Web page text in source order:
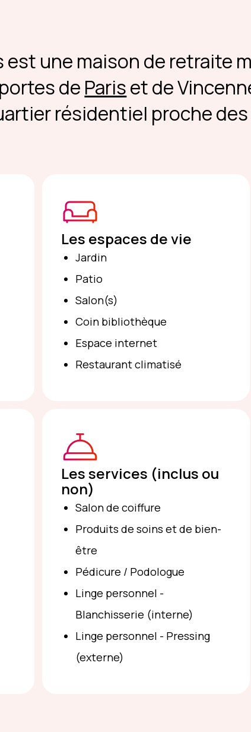
est une maison de retraite
de Pariset de
résidentiel proche
Les espaces de vie
Jardin
Patio
Salon(s)
Coin bibliothèque
Espace internet
Restaurant climatisé
Les services (inclus ou
non)
Salon de coiffure
Produits de soins et de bien-
être
Pédicure / Podologue
Linge personnel -
Blanchisserie (interne)
Linge personnel - Pressing
(externe)